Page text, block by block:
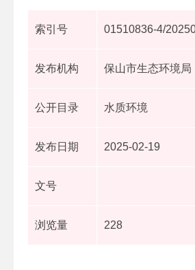
索引号 01510836-4/
发布机构 保山市生态环境局
公开目录 水质环境
发布日期 2025-02-19
文号
浏览量 228